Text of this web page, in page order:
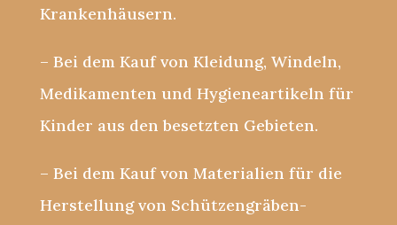
Krankenhäusern.
– Bei dem Kauf von Kleidung, Windeln,
Medikamenten und Hygieneartikeln für
Kinder aus den besetzten Gebieten.
– Bei dem Kauf von Materialien für die
Herstellung von Schützengräben-